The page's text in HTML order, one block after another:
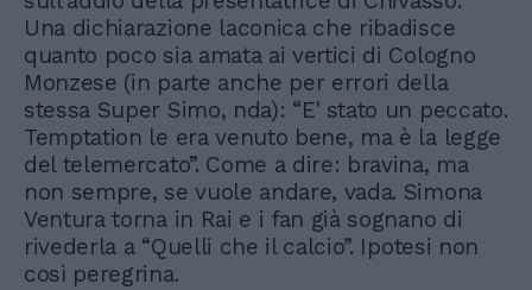
Una dichiarazione laconica che ribadisce
quanto poco sia amata ai vertici di Cologno
Monzese (in parte anche per errori della
stessa Super Simo, nda): “E' stato un peccato.
Temptation le era venuto bene, ma è la legge
del telemercato”. Come a dire: bravina, ma
non sempre, se vuole andare, vada. Simona
Ventura torna in Rai e i fan già sognano di
rivederla a “Quelli che il calcio”. Ipotesi non
così peregrina.